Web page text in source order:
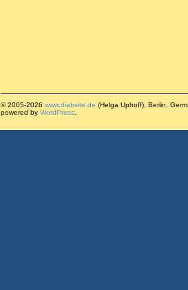
© 2005-2026 www.diabsite.de (Helga Uphoff), Berlin,
powered by WordPress.